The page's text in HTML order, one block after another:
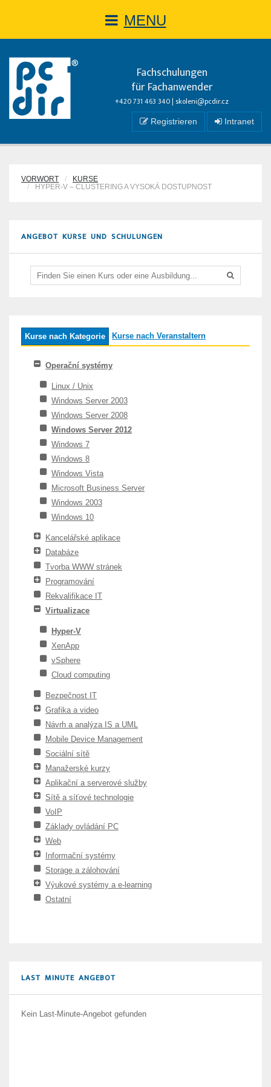
MENU
Fachschulungen
für Fachanwender
+420 731 463 340 | skoleni@pcdir.cz
Registrieren Intranet
VORWORT
KURSE
HYPER-V – CLUSTERING A VYSOKÁ DOSTUPNOST
ANGEBOT KURSE UND SCHULUNGEN
Kurse nach Kategorie Kurse nach Veranstaltern
Operační systémy
Linux / Unix
Windows Server 2003
Windows Server 2008
Windows Server 2012
Windows 7
Windows 8
Windows Vista
Microsoft Business Server
Windows 2003
Windows 10
Kancelářské aplikace
Databáze
Tvorba WWW stránek
Programování
Rekvalifikace IT
Virtualizace
Hyper-V
XenApp
vSphere
Cloud computing
Bezpečnost IT
Grafika a video
Návrh a analýza IS a UML
Mobile Device Management
Sociální sítě
Manažerské kurzy
Aplikační a serverové služby
Sítě a síťové technologie
VoIP
Základy ovládání PC
Web
Informační systémy
Storage a zálohování
Výukové systémy a e-learning
Ostatní
LAST MINUTE ANGEBOT
Kein Last-Minute-Angebot gefunden